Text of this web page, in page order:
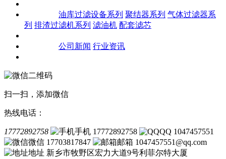
油库过滤设备系列 聚结器系列 气体过滤器系
列 排渣过滤机系列 滤油机 配套滤芯
公司新闻 行业资讯
扫一扫，添加微信
热线电话：
17772892758 手机 17772892758
QQ 1047457551
微信 17703817847
邮箱 1047457551@qq.com
地址 新乡市牧野区宏力大道9号利菲尔特大厦